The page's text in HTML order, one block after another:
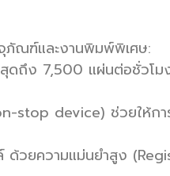
ภัณฑ์และงานพิมพ์พิเศษ:
ดถึง 7,500 แผ่นต่อชั่วโ
stop device) ช่วยให้กา
วยความแม่นยำสูง